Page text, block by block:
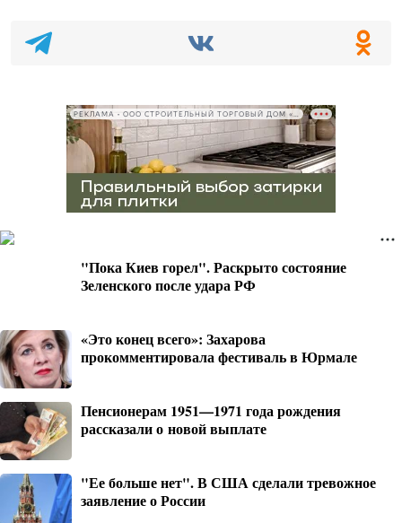
РЕКЛАМА • ООО СТРОИТЕЛЬНЫЙ ТОРГОВЫЙ ДОМ «ПЕТРОВИЧ», ИНН 7802348846
"Пока Киев горел". Раскрыто состояние
Зеленского после удара РФ
«Это конец всего»: Захарова
прокомментировала фестиваль в Юрмале
Пенсионерам 1951—1971 года рождения
рассказали о новой выплате
"Ее больше нет". В США сделали тревожное
заявление о России